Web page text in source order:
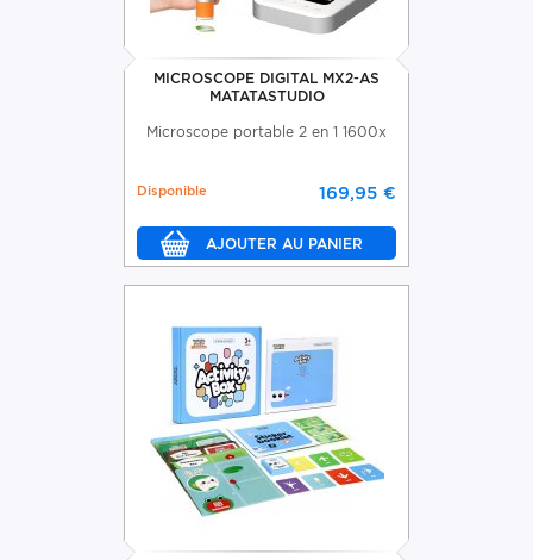
MICROSCOPE DIGITAL MX2-AS
MATATASTUDIO
Microscope portable 2 en 1 1600x
169,95 €
Disponible